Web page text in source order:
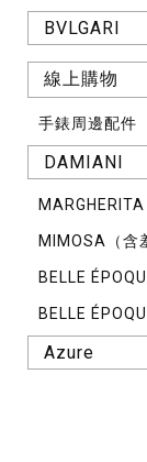
BVLGARI
線上購物
手錶周邊配件
DAMIANI
MIMOSA（含
BELLE
BELLE
Azure